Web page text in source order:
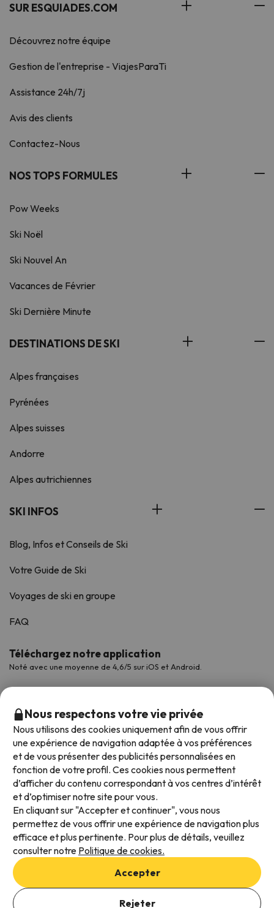
Ajouter des dates pour vérifier la disponibilité
SUR ESQUIADES.COM
Découvrez notre équipe
Gestion de l'entreprise - ViajesParaTi
Assistance 24h/7j
Avis des clients
Contactez-Nous
NOS TOPS FORMULES
Pow Weeks
Ski Noël
Ski Nouvel An
Vacances de Février
Ski Dernière Minute
DESTINATIONS DE SKI
Alpes françaises
Pyrénées
Alpes suisses
Andorre
Alpes autrichiennes
SKI INFOS
Blog, Infos et Conseils de Ski
Votre Guide de Ski
Voyages de ski en groupe
FAQ
Téléchargez notre application
Noté avec une moyenne de 4,6/5 sur iOS et Android.
Modes de paiement disponibles
Conditions générales d'utilisation
Protection des données
Politique en matière de cookies
Nous respectons votre vie privée
Nous utilisons des cookies uniquement afin de vous offrir
une expérience de navigation adaptée à vos préférences
et de vous présenter des publicités personnalisées en
fonction de votre profil. Ces cookies nous permettent
d’afficher du contenu correspondant à vos centres d’intérêt
et d’optimiser notre site pour vous.
En cliquant sur "Accepter et continuer", vous nous
permettez de vous offrir une expérience de navigation plus
efficace et plus pertinente. Pour plus de détails, veuillez
consulter notre Politique de cookies.
Accepter
Rejeter